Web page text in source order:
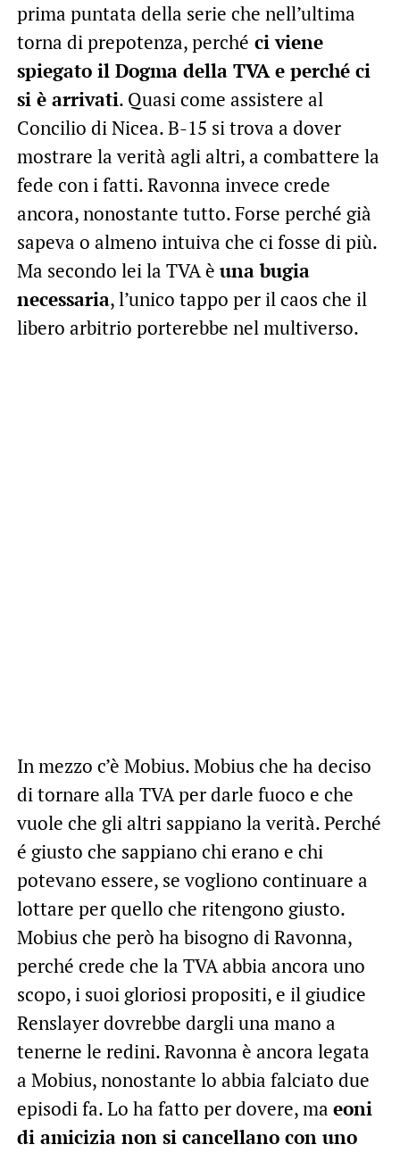
prima puntata della serie che nell’ultima
torna di prepotenza, perché ci viene
spiegato il Dogma della TVA e perché ci
si è arrivati. Quasi come assistere al
Concilio di Nicea. B-15 si trova a dover
mostrare la verità agli altri, a combattere la
fede con i fatti. Ravonna invece crede
ancora, nonostante tutto. Forse perché già
sapeva o almeno intuiva che ci fosse di più.
Ma secondo lei la TVA è una bugia
necessaria, l’unico tappo per il caos che il
libero arbitrio porterebbe nel multiverso.
In mezzo c’è Mobius. Mobius che ha deciso
di tornare alla TVA per darle fuoco e che
vuole che gli altri sappiano la verità. Perché
é giusto che sappiano chi erano e chi
potevano essere, se vogliono continuare a
lottare per quello che ritengono giusto.
Mobius che però ha bisogno di Ravonna,
perché crede che la TVA abbia ancora uno
scopo, i suoi gloriosi propositi, e il giudice
Renslayer dovrebbe dargli una mano a
tenerne le redini. Ravonna è ancora legata
a Mobius, nonostante lo abbia falciato due
episodi fa. Lo ha fatto per dovere, ma eoni
di amicizia non si cancellano con uno